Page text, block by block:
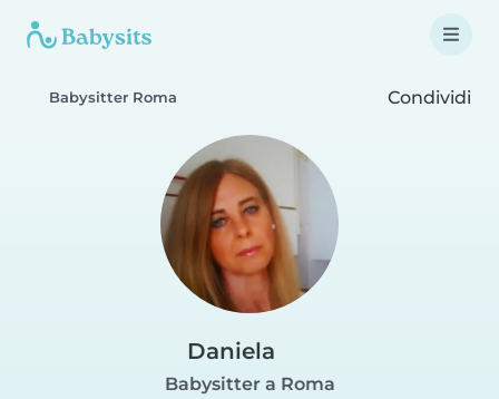
Babysitter Roma Condividi
Daniela
Babysitter a Roma